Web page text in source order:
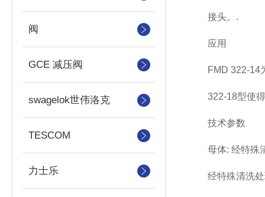
阀
GCE 减压阀
swagelok世伟洛克
TESCOM
力士乐
接头。.
应用
FMD 322-14为
322-18型使得
技术参数
母体: 经特殊清
经特殊清洗处